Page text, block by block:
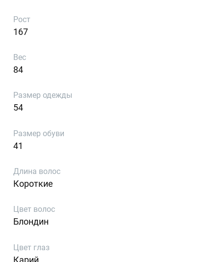
Рост
167
Вес
84
Размер одежды
54
Размер обуви
41
Длина волос
Короткие
Цвет волос
Блондин
Цвет глаз
Карий